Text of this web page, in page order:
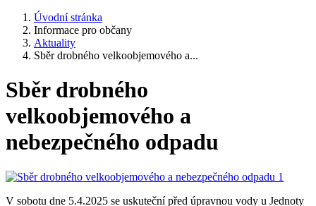
Úvodní stránka
Informace pro občany
Aktuality
Sběr drobného velkoobjemového a...
Sběr drobného
velkoobjemového a
nebezpečného odpadu
V sobotu dne 5.4.2025 se uskuteční před úpravnou vody u Jednoty